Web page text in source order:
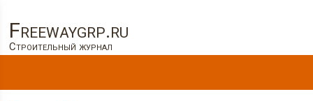
Freewaygrp.ru
Строительный журнал